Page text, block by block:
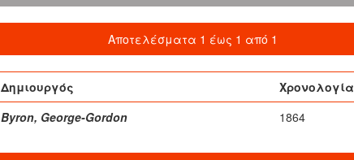
Αποτελέσματα 1 έως 1 από 1
Δημιουργός Χρονολογία
Byron, George-Gordon 1864